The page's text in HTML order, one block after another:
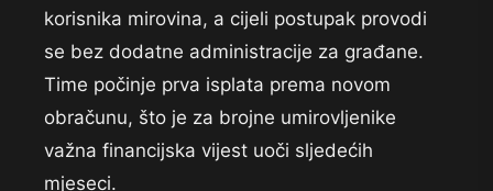
korisnika mirovina, a cijeli postupak provodi
se bez dodatne administracije za građane.
Time počinje prva isplata prema novom
obračunu, što je za brojne umirovljenike
važna financijska vijest uoči sljedećih
mjeseci.